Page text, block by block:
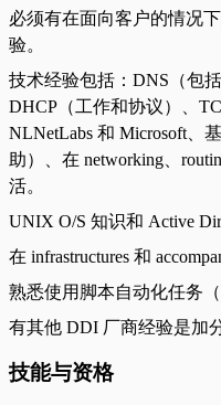
必须有在面向客户的情况
验。
技术经验包括：DNS（包
DHCP（工作和协议）、
NLNetLabs 和 Microsoft、
助）、在 networking、
活。
UNIX O/S 知识和 Active
在 infrastructures 和
熟悉使用脚本自动化任务（
有其他 DDI 厂商经验是加
技能与资格